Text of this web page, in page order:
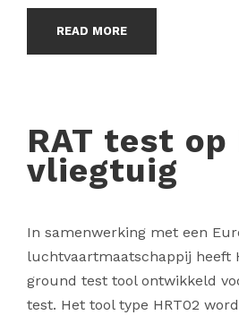
READ MORE
RAT test op
vliegtuig
In samenwerking met een
luchtvaartmaatschappij heeft
ground test tool ontwikkeld
test. Het tool type HRT02